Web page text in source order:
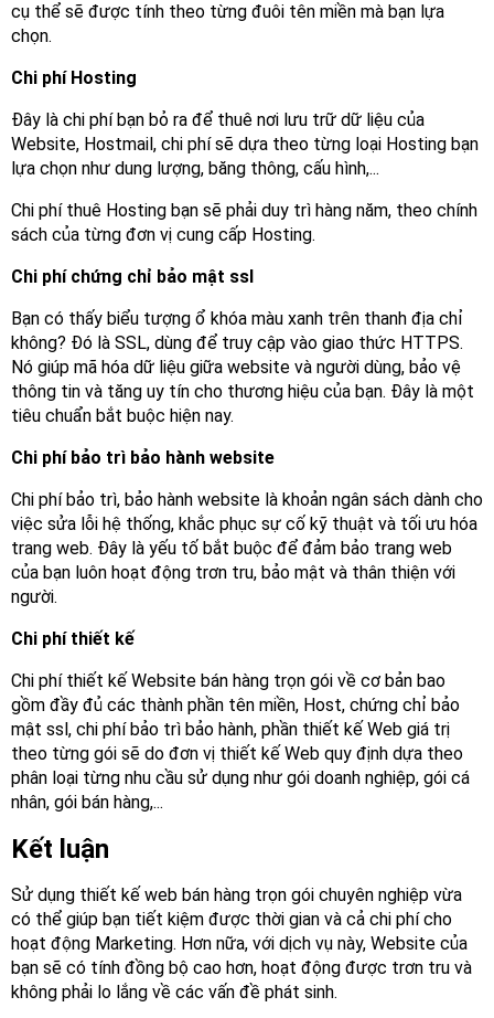
cụ thể sẽ được tính theo từng đuôi tên miền mà bạn lựa
chọn.
Chi phí Hosting
Đây là chi phí bạn bỏ ra để thuê nơi lưu trữ dữ liệu của
Website, Hostmail, chi phí sẽ dựa theo từng loại Hosting bạn
lựa chọn như dung lượng, băng thông, cấu hình,...
Chi phí thuê Hosting bạn sẽ phải duy trì hàng năm, theo chính
sách của từng đơn vị cung cấp Hosting.
Chi phí chứng chỉ bảo mật ssl
Bạn có thấy biểu tượng ổ khóa màu xanh trên thanh địa chỉ
không? Đó là SSL, dùng để truy cập vào giao thức HTTPS.
Nó giúp mã hóa dữ liệu giữa website và người dùng, bảo vệ
thông tin và tăng uy tín cho thương hiệu của bạn. Đây là một
tiêu chuẩn bắt buộc hiện nay.
Chi phí bảo trì bảo hành website
Chi phí bảo trì, bảo hành website là khoản ngân sách dành cho
việc sửa lỗi hệ thống, khắc phục sự cố kỹ thuật và tối ưu hóa
trang web. Đây là yếu tố bắt buộc để đảm bảo trang web
của bạn luôn hoạt động trơn tru, bảo mật và thân thiện với
người.
Chi phí thiết kế
Chi phí thiết kế Website bán hàng trọn gói về cơ bản bao
gồm đầy đủ các thành phần tên miền, Host, chứng chỉ bảo
mật ssl, chi phí bảo trì bảo hành, phần thiết kế Web giá trị
theo từng gói sẽ do đơn vị thiết kế Web quy định dựa theo
phân loại từng nhu cầu sử dụng như gói doanh nghiệp, gói cá
nhân, gói bán hàng,...
Kết luận
Sử dụng thiết kế web bán hàng trọn gói chuyên nghiệp vừa
có thể giúp bạn tiết kiệm được thời gian và cả chi phí cho
hoạt động Marketing. Hơn nữa, với dịch vụ này, Website của
bạn sẽ có tính đồng bộ cao hơn, hoạt động được trơn tru và
không phải lo lắng về các vấn đề phát sinh.